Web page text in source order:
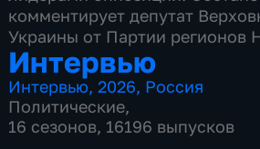
комментирует депутат
Украины от Партии регионов
Интервью
Интервью,2026, Россия
Политические,
16 сезонов, 16196 выпусков